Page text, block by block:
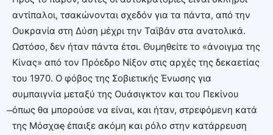
αντίπαλοι, τσακώνονται σχεδόν για τα πάντα, από την
Ουκρανία στη Δύση μέχρι την Ταϊβάν στα ανατολικά.
Ωστόσο, δεν ήταν πάντα έτσι. Θυμηθείτε το «άνοιγμα της
Κίνας» από τον Πρόεδρο Νίξον στις αρχές της δεκαετίας
του 1970. Ο φόβος της Σοβιετικής Ένωσης για
συμπαιγνία μεταξύ της Ουάσιγκτον και του Πεκίνου
̶όπως θα μπορούσε να είναι, και ήταν, στρεφόμενη κατά
της Μόσχας̶ έπαιξε ακόμη και ρόλο στην κατάρρευση